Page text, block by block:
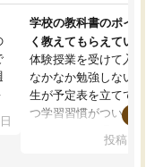
学校の教科書のポイント
く教えてもらえている
体験授業を受けて入塾し
なかなか勉強しない息子
生が予定表を立ててくれ
つ学習習慣がついてきま
指導が無い日も予定表
投稿日：